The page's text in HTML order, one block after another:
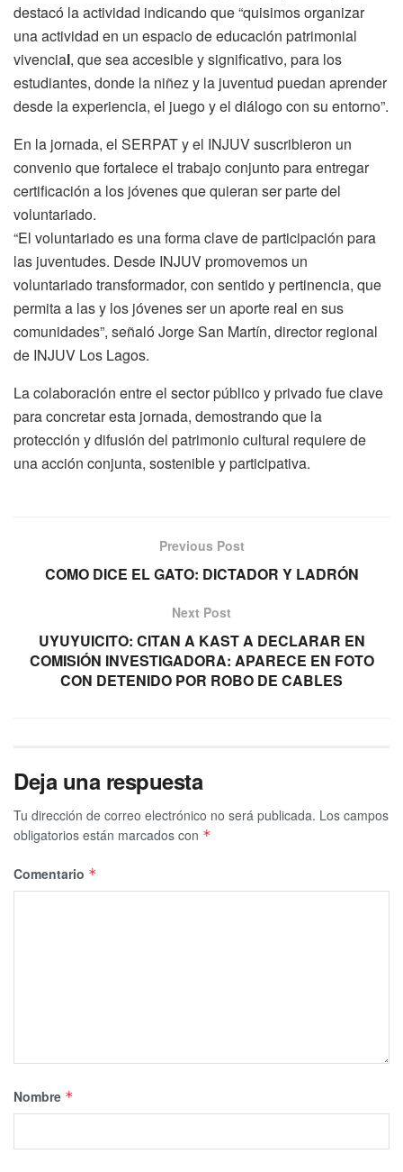
destacó la actividad indicando que “quisimos organizar
una actividad en un espacio de educación patrimonial
vivencial, que sea accesible y significativo, para los
estudiantes, donde la niñez y la juventud puedan aprender
desde la experiencia, el juego y el diálogo con su entorno”.
En la jornada, el SERPAT y el INJUV suscribieron un
convenio que fortalece el trabajo conjunto para entregar
certificación a los jóvenes que quieran ser parte del
voluntariado.
“El voluntariado es una forma clave de participación para
las juventudes. Desde INJUV promovemos un
voluntariado transformador, con sentido y pertinencia, que
permita a las y los jóvenes ser un aporte real en sus
comunidades”, señaló Jorge San Martín, director regional
de INJUV Los Lagos.
La colaboración entre el sector público y privado fue clave
para concretar esta jornada, demostrando que la
protección y difusión del patrimonio cultural requiere de
una acción conjunta, sostenible y participativa.
Previous Post
COMO DICE EL GATO: DICTADOR Y LADRÓN
Next Post
UYUYUICITO: CITAN A KAST A DECLARAR EN
COMISIÓN INVESTIGADORA: APARECE EN FOTO
CON DETENIDO POR ROBO DE CABLES
Deja una respuesta
Tu dirección de correo electrónico no será publicada. Los campos
obligatorios están marcados con *
Comentario *
Nombre *